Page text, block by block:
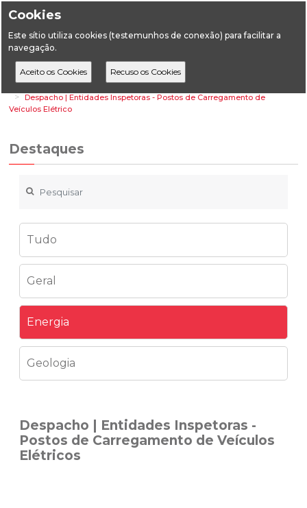
Cookies
Este sítio utiliza cookies (testemunhos de conexão) para facilitar a
navegação.
HomeDestaques
Energia
Despacho | Entidades Inspetoras - Postos de Carregamento de
Veículos Elétrico
Destaques
Tudo
Geral
Energia
Geologia
Despacho | Entidades Inspetoras -
Postos de Carregamento de Veículos
Elétricos